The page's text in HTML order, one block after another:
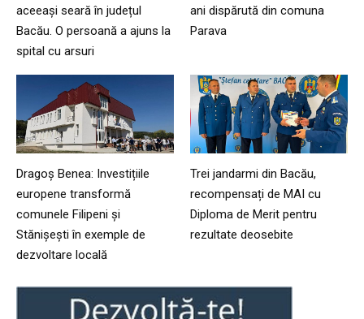
aceeași seară în județul
Bacău. O persoană a ajuns la
spital cu arsuri
ani dispărută din comuna
Parava
Dragoș Benea: Investițiile
europene transformă
comunele Filipeni și
Stănișești în exemple de
dezvoltare locală
Trei jandarmi din Bacău,
recompensați de MAI cu
Diploma de Merit pentru
rezultate deosebite